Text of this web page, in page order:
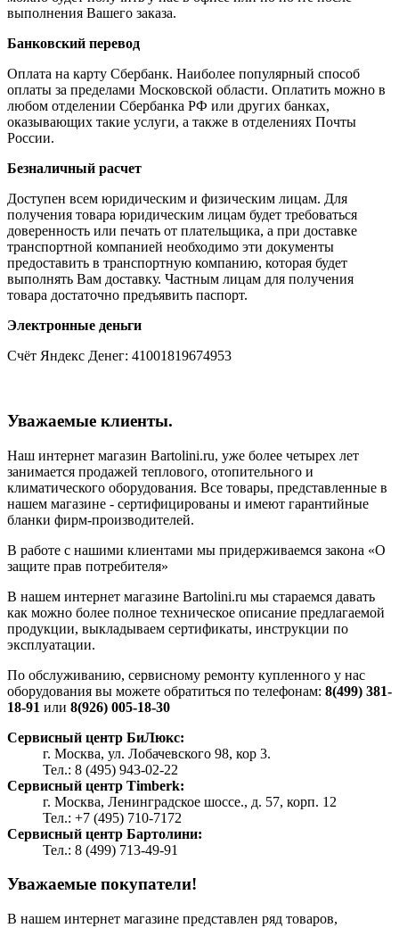
выполнения Вашего заказа.
Банковский перевод
Оплата на карту Сбербанк. Наиболее популярный способ
оплаты за пределами Московской области. Оплатить можно в
любом отделении Сбербанка РФ или других банках,
оказывающих такие услуги, а также в отделениях Почты
России.
Безналичный расчет
Доступен всем юридическим и физическим лицам. Для
получения товара юридическим лицам будет требоваться
доверенность или печать от плательщика, а при доставке
транспортной компанией необходимо эти документы
предоставить в транспортную компанию, которая будет
выполнять Вам доставку. Частным лицам для получения
товара достаточно предъявить паспорт.
Электронные деньги
Счёт Яндекс Денег: 41001819674953
Уважаемые клиенты.
Наш интернет магазин Bartolini.ru, уже более четырех лет
занимается продажей теплового, отопительного и
климатического оборудования. Все товары, представленные в
нашем магазине - сертифицированы и имеют гарантийные
бланки фирм-производителей.
В работе с нашими клиентами мы придерживаемся закона «О
защите прав потребителя»
В нашем интернет магазине Bartolini.ru мы стараемся давать
как можно более полное техническое описание предлагаемой
продукции, выкладываем сертификаты, инструкции по
эксплуатации.
По обслуживанию, сервисному ремонту купленного у нас
оборудования вы можете обратиться по телефонам: 8(499) 381-
18-91 или 8(926) 005-18-30
Сервисный центр БиЛюкс:
г. Москва, ул. Лобачевского 98, кор 3.
Тел.: 8 (495) 943-02-22
Сервисный центр Timberk:
г. Москва, Ленинградское шоссе., д. 57, корп. 12
Тел.: +7 (495) 710-7172
Сервисный центр Бартолини:
Тел.: 8 (499) 713-49-91
Уважаемые покупатели!
В нашем интернет магазине представлен ряд товаров,